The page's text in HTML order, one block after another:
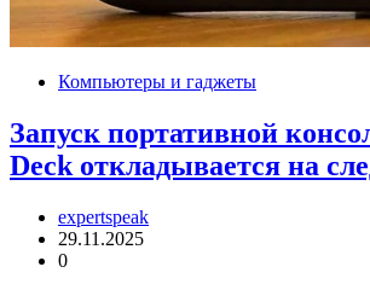
Компьютеры и гаджеты
Запуск портативной
Deck откладывается на
expertspeak
29.11.2025
0